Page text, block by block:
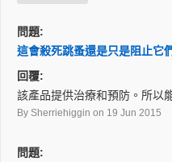
問題:
這會殺死跳蚤還是只是阻止它
回覆:
該產品提供治療和預防。所以
By Sherriehiggin on 19 Jun 2015
問題: